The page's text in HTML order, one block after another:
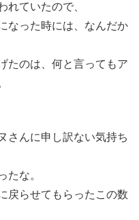
れていたので、
なった時には、なんだか
たのは、何と言ってもア
さんに申し訳ない気持ち
たな。
戻らせてもらったこの数